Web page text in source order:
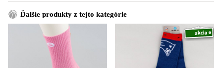
Ďalšie produkty z tejto kategórie